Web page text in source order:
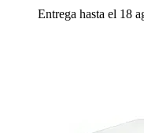
Entrega hasta el 18